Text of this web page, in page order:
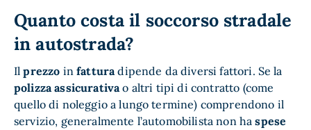
Quanto costa il soccorso stradale
in autostrada?
Ilprezzo infatturadipende da diversi fattori. Se la
polizza assicurativao altri tipi di contratto (come
quello di noleggio a lungo termine) comprendono il
servizio, generalmente l’automobilista non haspese